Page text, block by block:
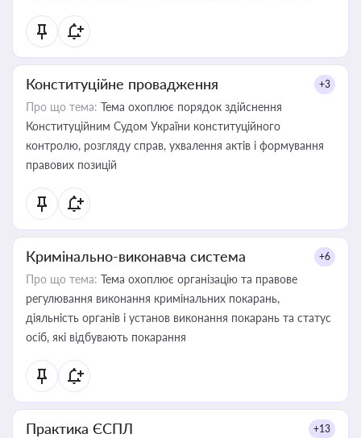
Конституційне провадження +3
Про що тема: Тема охоплює порядок здійснення
Конституційним Судом України конституційного
контролю, розгляду справ, ухвалення актів і формування
правових позицій
Кримінально-виконавча система +6
Про що тема: Тема охоплює організацію та правове
регулювання виконання кримінальних покарань,
діяльність органів і установ виконання покарань та статус
осіб, які відбувають покарання
Практика ЄСПЛ +13